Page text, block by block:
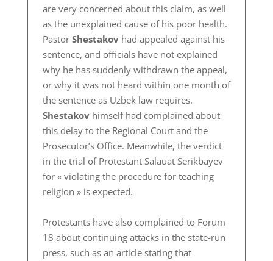
are very concerned about this claim, as well
as the unexplained cause of his poor health.
Pastor Shestakovhad appealed against his
sentence, and officials have not explained
why he has suddenly withdrawn the appeal,
or why it was not heard within one month of
the sentence as Uzbek law requires.
Shestakovhimself had complained about
this delay to the Regional Court and the
Prosecutor’s Office. Meanwhile, the verdict
in the trial of Protestant Salauat Serikbayev
for « violating the procedure for teaching
religion » is expected.
Protestants have also complained to Forum
18 about continuing attacks in the state-run
press, such as an article stating that